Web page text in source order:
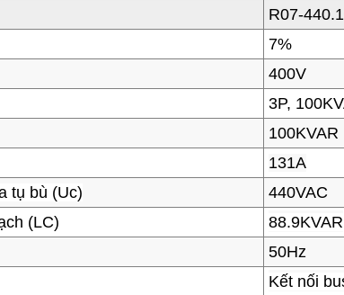
R07-
7%
400V
3P,
100KVAR
131A
tụ bù (Uc)
440VAC
(LC)
88.9KVAR
50Hz
Kết nối